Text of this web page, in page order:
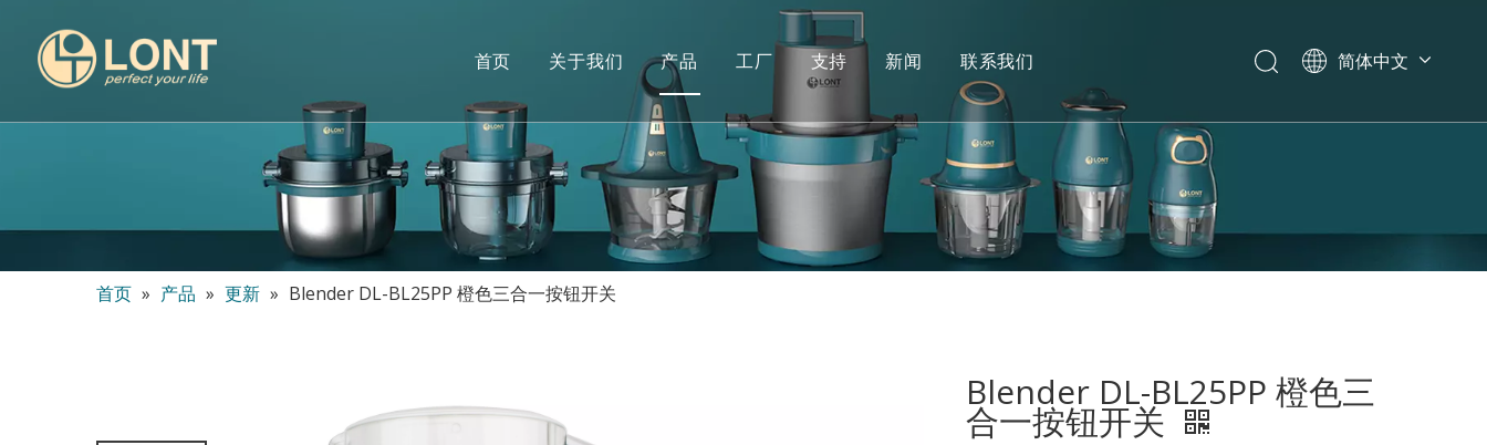
首页 关于我们 产品
食物搅拌机
绞肉机
果汁机
工厂 支持
常问问题
新闻 联系我们 简体中文
العربية
首页 » 产品 » 更新 » Blender DL-BL25PP 橙色三合一按钮开关
Blender DL-BL25PP 橙色三
合一按钮开关